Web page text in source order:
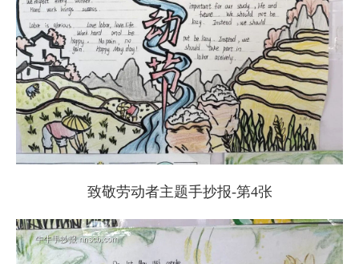
致敬劳动者主题手抄报-第4张